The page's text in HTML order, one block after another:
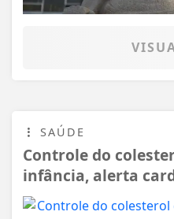
SAÚDE
Controle do
infância, alerta